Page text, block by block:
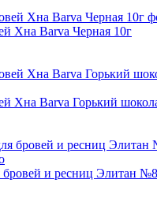
Хна Barva Черная 10г
Хна Barva Горький
бровей и ресниц Элитан